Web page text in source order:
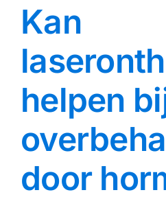
Kan
helpen
door